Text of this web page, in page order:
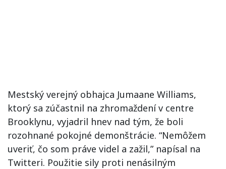
Mestský verejný obhajca Jumaane Williams,
ktorý sa zúčastnil na zhromaždení v centre
Brooklynu, vyjadril hnev nad tým, že boli
rozohnané pokojné demonštrácie. “Nemôžem
uveriť, čo som práve videl a zažil,” napísal na
Twitteri. Použitie sily proti nenásilným